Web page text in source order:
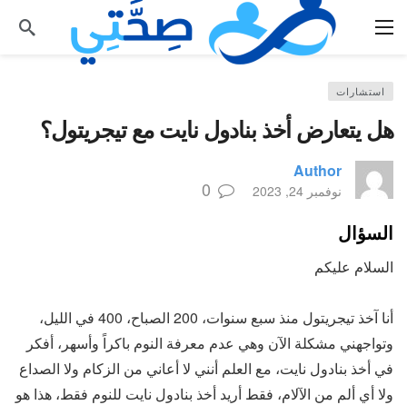
استشارات
هل يتعارض أخذ بنادول نايت مع تيجريتول؟
Author
نوفمبر 24, 2023 0
السؤال
السلام عليكم
أنا آخذ تيجريتول منذ سبع سنوات، 200 الصباح، 400 في الليل،
وتواجهني مشكلة الآن وهي عدم معرفة النوم باكراً وأسهر، أفكر
في أخذ بنادول نايت، مع العلم أنني لا أعاني من الزكام ولا الصداع
ولا أي ألم من الآلام، فقط أريد أخذ بنادول نايت للنوم فقط، هذا هو